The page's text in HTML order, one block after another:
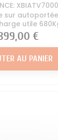
XBIATV7000
sur
utile
€
AU PANIER